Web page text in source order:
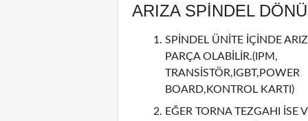
ARIZA SPİNDEL
SPİNDEL ÜNİTE İÇİNDE
PARÇA OLABİLİR.(IPM,
TRANSİSTÖR,IGBT,POWER
BOARD,KONTROL KARTI)
EĞER TORNA TEZGAHI İSE